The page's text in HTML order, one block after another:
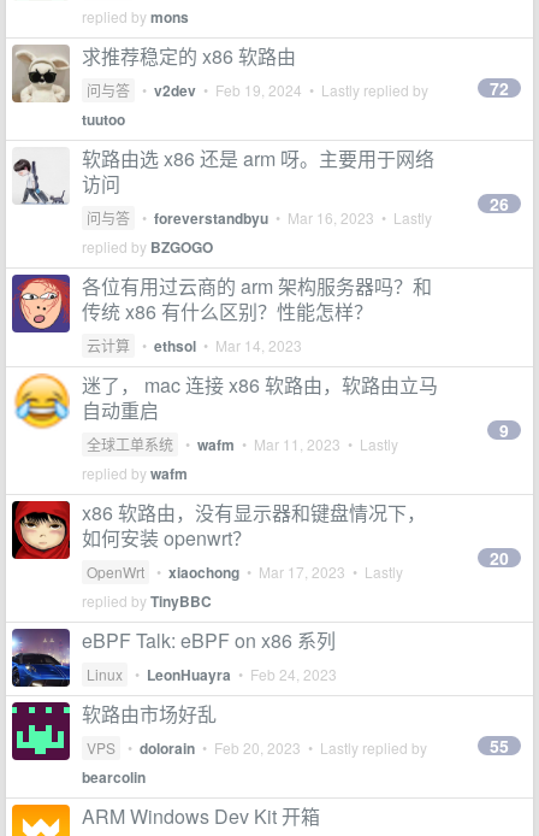
replied bymons
求推荐稳定的 x86 软路由
问与答 • v2dev • Feb 19, 2024 • Lastly replied by
tuutoo
72
软路由选 x86 还是 arm 呀。主要用于网络
访问
问与答 • foreverstandbyu • Mar 16, 2023 • Lastly
replied by BZGOGO
26
各位有用过云商的 arm 架构服务器吗？和
传统 x86 有什么区别？性能怎样？
云计算 • ethsol • Mar 14, 2023
迷了， mac 连接 x86 软路由，软路由立马
自动重启
全球工单系统 • wafm • Mar 11, 2023 • Lastly
replied bywafm
9
x86 软路由，没有显示器和键盘情况下，
如何安装 openwrt？
OpenWrt • xiaochong • Mar 17, 2023 • Lastly
replied byTinyBBC
20
eBPF Talk: eBPF on x86 系列
Linux • LeonHuayra • Feb 24, 2023
软路由市场好乱
VPS • dolorain • Feb 20, 2023 • Lastly replied by
bearcolin
55
ARM Windows Dev Kit 开箱